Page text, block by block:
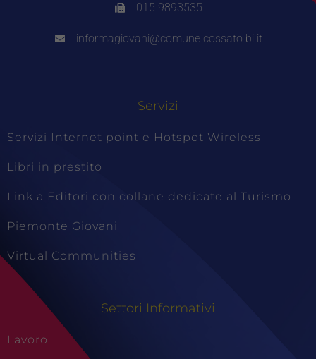
015.9893535
informagiovani@comune.cossato.bi.it
Servizi
Servizi Internet point e Hotspot Wireless
Libri in prestito
Link a Editori con collane dedicate al Turismo
Piemonte Giovani
Virtual Communities
Settori Informativi
Lavoro